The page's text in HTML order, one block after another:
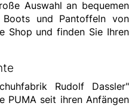
Auswahl an bequemen
Boots und Pantoffeln von
Shop und finden Sie Ihren
Rudolf Dassler"
PUMA seit ihren Anfängen